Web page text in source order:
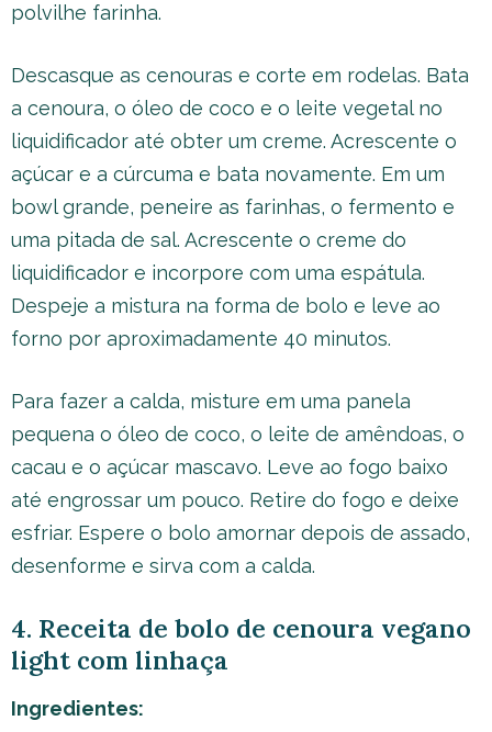
polvilhe farinha.
Descasque as cenouras e corte em rodelas. Bata
a cenoura, o óleo de coco e o leite vegetal no
liquidificador até obter um creme. Acrescente o
açúcar e a cúrcuma e bata novamente. Em um
bowl grande, peneire as farinhas, o fermento e
uma pitada de sal. Acrescente o creme do
liquidificador e incorpore com uma espátula.
Despeje a mistura na forma de bolo e leve ao
forno por aproximadamente 40 minutos.
Para fazer a calda, misture em uma panela
pequena o óleo de coco, o leite de amêndoas, o
cacau e o açúcar mascavo. Leve ao fogo baixo
até engrossar um pouco. Retire do fogo e deixe
esfriar. Espere o bolo amornar depois de assado,
desenforme e sirva com a calda.
4. Receita de bolo de cenoura vegano
light com linhaça
Ingredientes: